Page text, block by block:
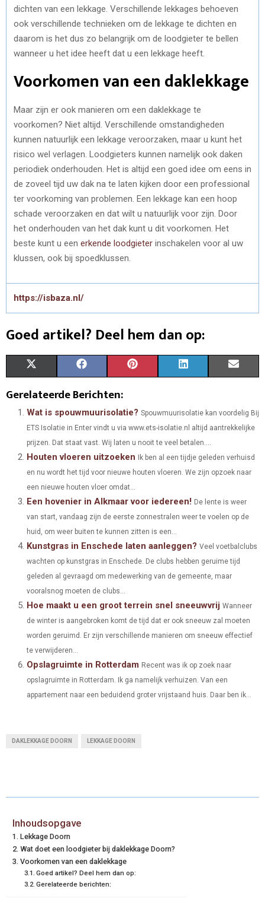
dichten van een lekkage. Verschillende lekkages behoeven
ook verschillende technieken om de lekkage te dichten en
daarom is het dus zo belangrijk om de loodgieter te bellen
wanneer u het idee heeft dat u een lekkage heeft.
Voorkomen van een daklekkage
Maar zijn er ook manieren om een daklekkage te
voorkomen? Niet altijd. Verschillende omstandigheden
kunnen natuurlijk een lekkage veroorzaken, maar u kunt het
risico wel verlagen. Loodgieters kunnen namelijk ook daken
periodiek onderhouden. Het is altijd een goed idee om eens in
de zoveel tijd uw dak na te laten kijken door een professional
ter voorkoming van problemen. Een lekkage kan een hoop
schade veroorzaken en dat wilt u natuurlijk voor zijn. Door
het onderhouden van het dak kunt u dit voorkomen. Het
beste kunt u een erkende loodgieter inschakelen voor al uw
klussen, ook bij spoedklussen.
https://isbaza.nl/
Goed artikel? Deel hem dan op:
A
R
O
T
W
T
E
R
)
R
O
C
E
O
K
A
R
O
N
T
R
S
T
A
R
O
N
K
D
N
A
R
O
A
I
Gerelateerde Berichten:
Wat is spouwmuurisolatie? Spouwmuurisolatie kan voordelig Bij
ETS Isolatie in Enter vindt u via www.ets-isolatie.nl altijd aantrekkelijke
prijzen. Dat staat vast. Wij laten u nooit te veel betalen....
Houten vloeren uitzoeken Ik ben al een tijdje geleden verhuisd
en nu wordt het tijd voor nieuwe houten vloeren. We zijn opzoek naar
een nieuwe houten vloer omdat...
Een hovenier in Alkmaar voor iedereen! De lente is weer
van start, vandaag zijn de eerste zonnestralen weer te voelen op de
huid, om weer buiten te kunnen zitten is een...
Kunstgras in Enschede laten aanleggen? Veel voetbalclubs
wachten op kunstgras in Enschede. De clubs hebben geruime tijd
geleden al gevraagd om medewerking van de gemeente, maar
vooralsnog moeten de clubs...
Hoe maakt u een groot terrein snel sneeuwvrij Wanneer
de winter is aangebroken komt de tijd dat er ook sneeuw zal moeten
worden geruimd. Er zijn verschillende manieren om sneeuw effectief
te verwijderen...
Opslagruimte in Rotterdam Recent was ik op zoek naar
opslagruimte in Rotterdam. Ik ga namelijk verhuizen. Van een
appartement naar een beduidend groter vrijstaand huis. Daar ben ik...
DAKLEKKAGE DOORN LEKKAGE DOORN
Inhoudsopgave
Lekkage Doorn
Wat doet een loodgieter bij daklekkage Doorn?
Voorkomen van een daklekkage
Goed artikel? Deel hem dan op:
Gerelateerde berichten: